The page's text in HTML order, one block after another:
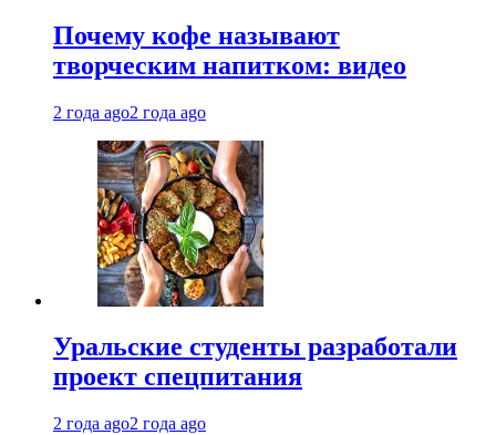
Почему кофе называют
творческим напитком: видео
2 года ago2 года ago
Уральские студенты разработали
проект спецпитания
2 года ago2 года ago